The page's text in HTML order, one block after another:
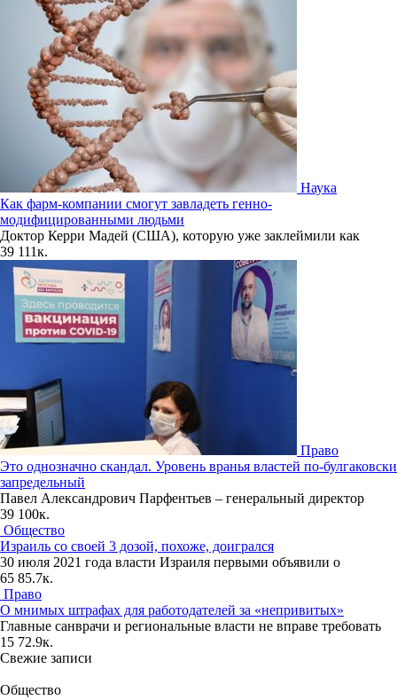
Наука
Как фарм-компании смогут завладеть генно-
модифицированными людьми
Доктор Керри Мадей (США), которую уже заклеймили как
39 111к.
Право
Это однозначно скандал. Уровень вранья властей по-булгаковски
запредельный
Павел Александрович Парфентьев – генеральный директор
39 100к.
Общество
Израиль со своей 3 дозой, похоже, доигрался
30 июля 2021 года власти Израиля первыми объявили о
65 85.7к.
Право
О мнимых штрафах для работодателей за «непривитых»
Главные санврачи и региональные власти не вправе требовать
15 72.9к.
Свежие записи
Общество